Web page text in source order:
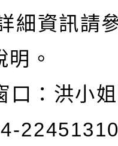
資訊請
。
：洪小姐